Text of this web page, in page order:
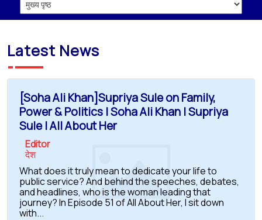
Latest News
[Soha Ali Khan]Supriya Sule on Family,
Power & Politics | Soha Ali Khan | Supriya
Sule | All About Her
Editor
देश
What does it truly mean to dedicate your life to
public service? And behind the speeches, debates,
and headlines, who is the woman leading that
journey? In Episode 51 of All About Her, I sit down
with...